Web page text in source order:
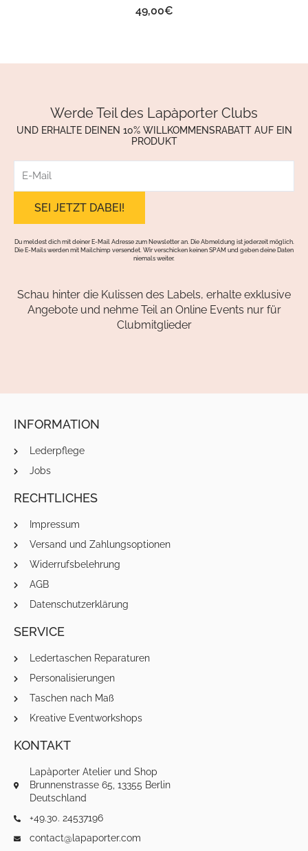
49,00€
Werde Teil des Lapàporter Clubs
UND ERHALTE DEINEN 10% WILLKOMMENSRABATT AUF EIN
PRODUKT
Mail
Du meldest dich mit deiner E-Mail Adresse zum Newsletter an. Die Abmeldung ist jederzeit möglich.
Die E-Mails werden mit Mailchimp versendet. Wir verschicken keinen SPAM und geben deine Daten
niemals weiter.
Schau hinter die Kulissen des Labels, erhalte exklusive
Angebote und nehme Teil an Online Events nur für
Clubmitglieder
INFORMATION
Lederpflege
Jobs
RECHTLICHES
Impressum
Versand und Zahlungsoptionen
Widerrufsbelehrung
AGB
Datenschutzerklärung
SERVICE
Ledertaschen Reparaturen
Personalisierungen
Taschen nach Maß
Kreative Eventworkshops
KONTAKT
Lapàporter Atelier und Shop
Brunnenstrasse 65, 13355 Berlin
Deutschland
+49.30. 24537196
contact@lapaporter.com